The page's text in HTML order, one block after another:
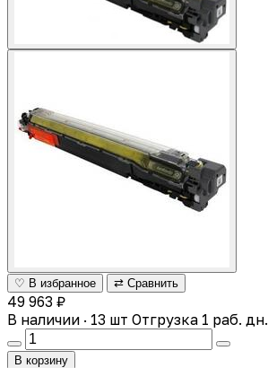
♡ В избранное ⇄ Сравнить
49 963 ₽
В наличии · 13 шт Отгрузка 1 раб. дн.
В корзину